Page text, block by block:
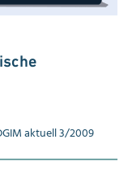
aktuell 3/2009